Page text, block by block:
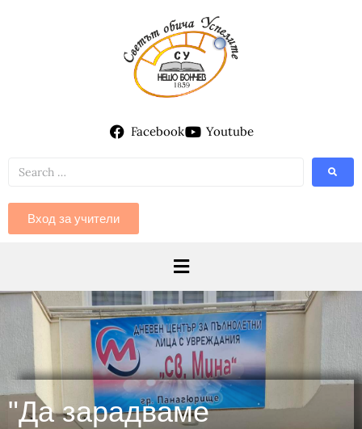
Facebook Youtube
Вход за учители
"Да зарадваме